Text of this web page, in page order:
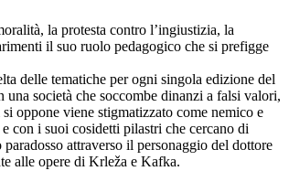
la protesta contro l’ingiustizia, la
il suo ruolo pedagogico che si prefigge
delle tematiche per ogni singola edizione del
società che soccombe dinanzi a falsi valori,
oppone viene stigmatizzato come nemico e
con i suoi cosidetti pilastri che cercano di
attraverso il personaggio del dottore
alle opere di Krleža e Kafka.